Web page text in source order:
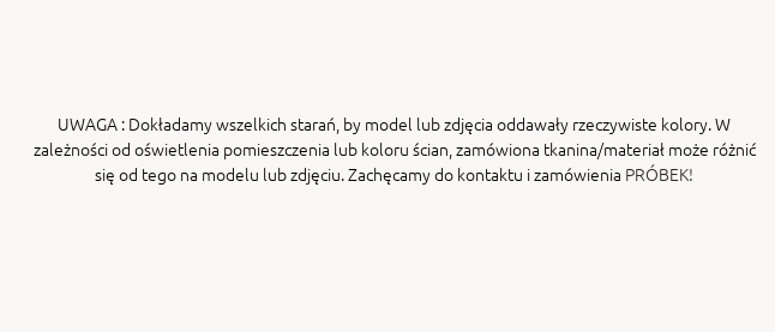
UWAGA : Dokładamy wszelkich starań, by model lub zdjęcia oddawały rzeczywiste kolory. W
zależności od oświetlenia pomieszczenia lub koloru ścian, zamówiona tkanina/materiał może różnić
się od tego na modelu lub zdjęciu. Zachęcamy do kontaktu i zamówienia PRÓBEK!